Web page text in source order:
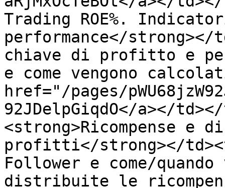
Trading ROE%.
performance</
chiave di profitto e
e come vengono
href="/pages/
92JDelpGiqdO</a></
<strong>Ricompense e
profitti</strong></
Follower e come/
distribuite le